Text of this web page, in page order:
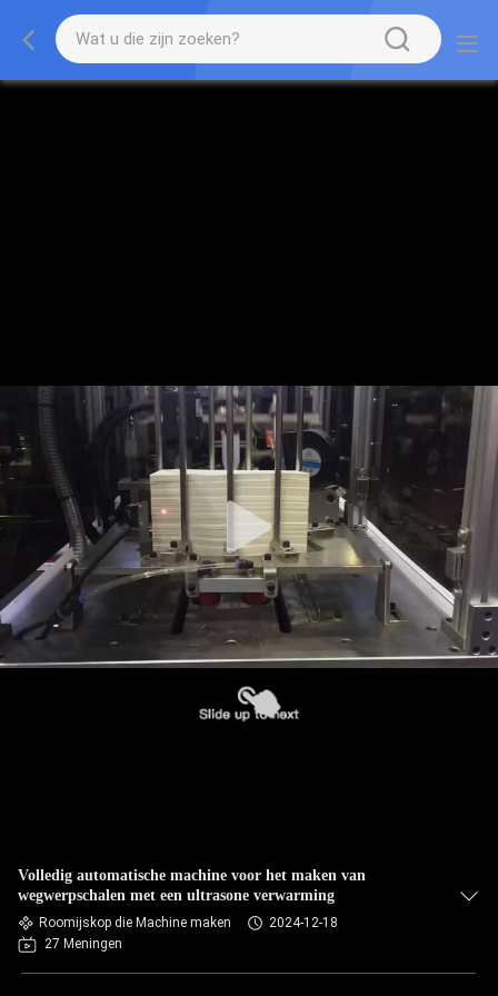
Volledig automatische machine voor het maken van
wegwerpschalen met een ultrasone verwarming
Roomijskop die Machine maken
2024-12-18
27 Meningen